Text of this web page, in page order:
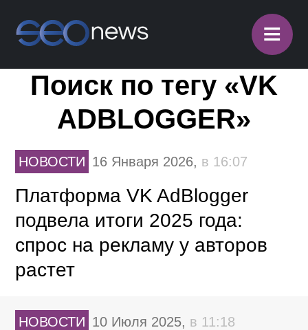
≡
Поиск по тегу «VK
ADBLOGGER»
НОВОСТИ 16 Января 2026, в 16:07
Платформа VK AdBlogger
подвела итоги 2025 года:
спрос на рекламу у авторов
растет
НОВОСТИ 10 Июля 2025, в 11:18